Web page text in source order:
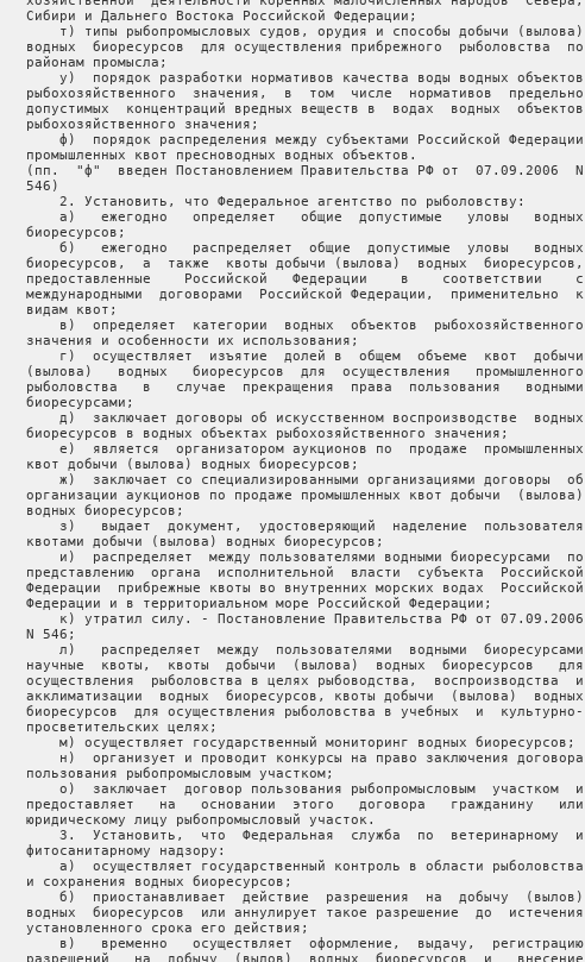
   Сибири и Дальнего Востока Российской Федерации;
       т) типы рыбопромысловых судов, орудия и способы добычи (вылова)
   водных  биоресурсов  для осуществления прибрежного  рыболовства  по
   районам промысла;
       у)  порядок разработки нормативов качества воды водных объектов
   рыбохозяйственного  значения,  в  том  числе  нормативов  предельно
   допустимых  концентраций вредных веществ в  водах  водных  объектов
   рыбохозяйственного значения;
       ф)  порядок распределения между субъектами Российской Федерации
   промышленных квот пресноводных водных объектов.
   (пп.  "ф"  введен Постановлением Правительства РФ от  07.09.2006  N
   546)
       2. Установить, что Федеральное агентство по рыболовству:
       а)   ежегодно   определяет   общие  допустимые   уловы   водных
   биоресурсов;
       б)   ежегодно   распределяет  общие  допустимые  уловы   водных
   биоресурсов,  а  также  квоты добычи (вылова)  водных  биоресурсов,
   предоставленные    Российской   Федерации    в    соответствии    с
   международными  договорами  Российской Федерации,  применительно  к
   видам квот;
       в)  определяет  категории  водных  объектов  рыбохозяйственного
   значения и особенности их использования;
       г)  осуществляет  изъятие  долей в  общем  объеме  квот  добычи
   (вылова)   водных   биоресурсов  для  осуществления   промышленного
   рыболовства   в   случае  прекращения  права  пользования   водными
   биоресурсами;
       д)  заключает договоры об искусственном воспроизводстве  водных
   биоресурсов в водных объектах рыбохозяйственного значения;
       е)  является  организатором аукционов по  продаже  промышленных
   квот добычи (вылова) водных биоресурсов;
       ж)  заключает со специализированными организациями договоры  об
   организации аукционов по продаже промышленных квот добычи  (вылова)
   водных биоресурсов;
       з)   выдает  документ,  удостоверяющий  наделение  пользователя
   квотами добычи (вылова) водных биоресурсов;
       и)  распределяет  между пользователями водными биоресурсами  по
   представлению  органа  исполнительной  власти  субъекта  Российской
   Федерации  прибрежные квоты во внутренних морских водах  Российской
   Федерации и в территориальном море Российской Федерации;
       к) утратил силу. - Постановление Правительства РФ от 07.09.2006
   N 546;
       л)   распределяет  между  пользователями  водными  биоресурсами
   научные  квоты,  квоты  добычи  (вылова)  водных  биоресурсов   для
   осуществления  рыболовства в целях рыбоводства,  воспроизводства  и
   акклиматизации  водных  биоресурсов, квоты добычи  (вылова)  водных
   биоресурсов  для осуществления рыболовства в учебных  и  культурно-
   просветительских целях;
       м) осуществляет государственный мониторинг водных биоресурсов;
       н)  организует и проводит конкурсы на право заключения договора
   пользования рыбопромысловым участком;
       о)  заключает  договор пользования рыбопромысловым  участком  и
   предоставляет   на   основании  этого   договора   гражданину   или
   юридическому лицу рыбопромысловый участок.
       3.  Установить,  что  Федеральная  служба  по  ветеринарному  и
   фитосанитарному надзору:
       а)  осуществляет государственный контроль в области рыболовства
   и сохранения водных биоресурсов;
       б)  приостанавливает  действие  разрешения  на  добычу  (вылов)
   водных  биоресурсов  или аннулирует такое разрешение  до  истечения
   установленного срока его действия;
       в)   временно   осуществляет  оформление,  выдачу,  регистрацию
   разрешений   на  добычу  (вылов)  водных  биоресурсов  и   внесение